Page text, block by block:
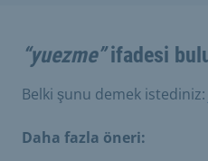
“yuezme”ifadesi
Belki şunu demek istediniz:
Daha fazla öneri: